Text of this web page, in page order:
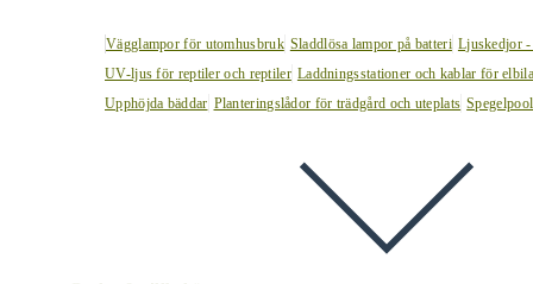
Vägglampor för utomhusbruk Sladdlösa lampor på batteri Ljuskedjor
UV-ljus för reptiler och reptiler Laddningsstationer och kablar för
Upphöjda bäddar Planteringslådor för trädgård och uteplats Spegelpool